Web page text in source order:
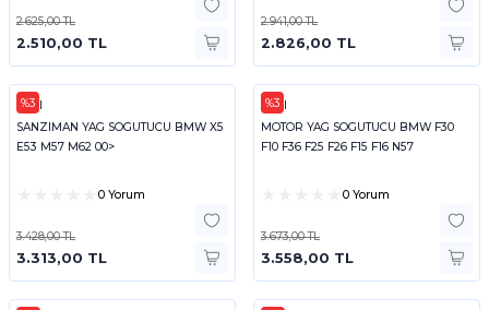
2.625,00 TL
2.510,00 TL
2.941,00 TL
2.826,00 TL
%3
FEBI
SANZIMAN YAG SOGUTUCU BMW X5
E53 M57 M62 00>
0 Yorum
3.428,00 TL
3.313,00 TL
%3
FEBI
MOTOR YAG SOGUTUCU BMW F30
F10 F36 F25 F26 F15 F16 N57
0 Yorum
3.673,00 TL
3.558,00 TL